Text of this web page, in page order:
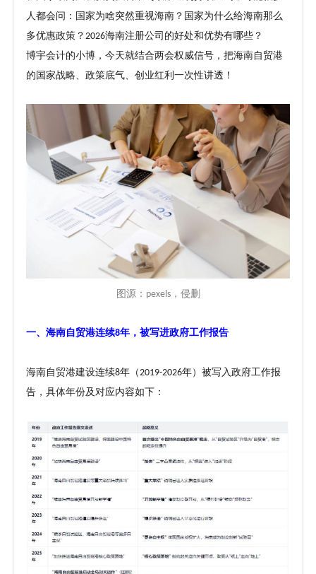
人都会问：国家为啥突然重视海南？国家为什么给海南那么
多优惠政策？ 2026海南注册公司的好处和优势有哪些？
博宇会计的小博，今天就结合两会权威信号，把海南自贸港
的国家战略、政策底气、创业红利一次性讲透！
图源： pexels，侵删
一、海南自贸港连续8年，被写进政府工作报告
海南自贸港建设连续8年（2019-2026年）被写入政府工作报
告，具体年份及对应内容如下：